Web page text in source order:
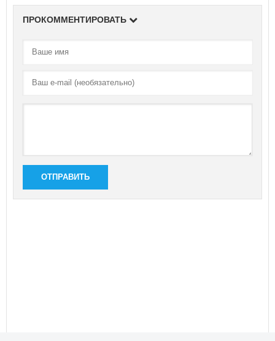
ПРОКОММЕНТИРОВАТЬ
ОТПРАВИТЬ